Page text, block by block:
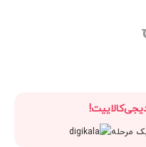
تومان.
مرحله